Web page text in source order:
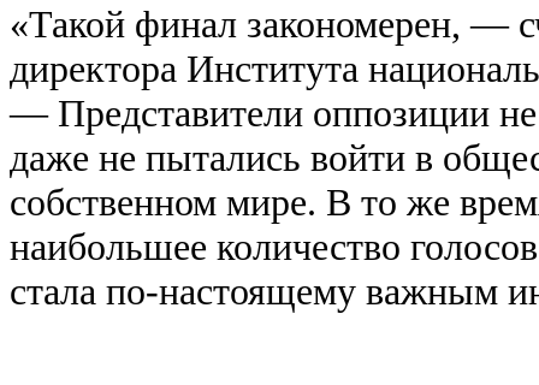
«Такой финал закономерен, —
директора Института
— Представители оппозиции
даже не пытались войти в
собственном мире. В то же
наибольшее количество
стала по-настоящему важным